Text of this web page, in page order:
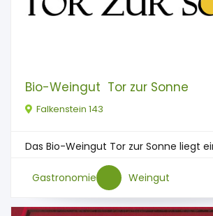
Bio-Weingut ​ Tor zur Sonne
Falkenstein 143
Das Bio-Weingut Tor zur Sonne liegt
Gastronomie Weingut